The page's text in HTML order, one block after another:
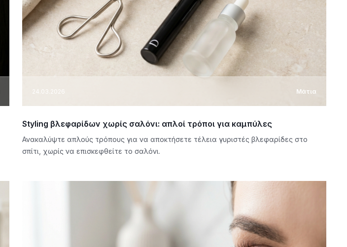
24.03.2026 Μάτια
Styling βλεφαρίδων χωρίς σαλόνι: απλοί τρόποι για καμπύλες
Ανακαλύψτε απλούς τρόπους για να αποκτήσετε τέλεια γυριστές βλεφαρίδες στο
σπίτι, χωρίς να επισκεφθείτε το σαλόνι.